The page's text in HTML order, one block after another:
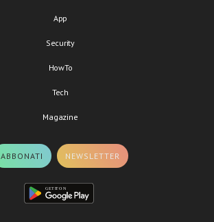
App
Security
HowTo
Tech
Magazine
ABBONATI NEWSLETTER